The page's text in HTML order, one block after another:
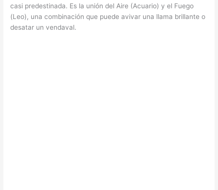
casi predestinada. Es la unión del Aire (Acuario) y el Fuego
(Leo), una combinación que puede avivar una llama brillante o
desatar un vendaval.